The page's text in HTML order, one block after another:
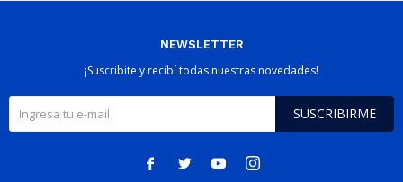
NEWSLETTER
¡Suscribite y recibí todas nuestras novedades!
SUSCRIBIRME
   